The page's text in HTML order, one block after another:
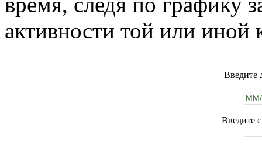
активности той или иной
Введите
Введите